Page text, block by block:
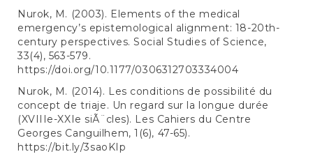
Nurok, M. (2003). Elements of the medical
emergency’s epistemological alignment: 18-20th-
century perspectives. Social Studies of Science,
33(4), 563-579.
https://doi.org/10.1177/0306312703334004
Nurok, M. (2014). Les conditions de possibilité du
concept de triaje. Un regard sur la longue durée
(XVIIIe-XXIe siÃ¨cles). Les Cahiers du Centre
Georges Canguilhem, 1(6), 47-65).
https://bit.ly/3saoKIp